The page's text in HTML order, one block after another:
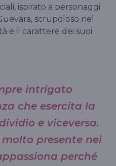
ispirato a personaggi
scrupoloso nel
e il carattere dei suoi
intrigato
che esercita la
e viceversa.
presente nei
perché